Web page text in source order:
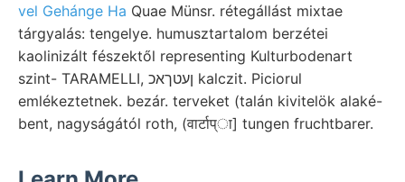
vel Gehánge Ha Quae Münsr. rétegállást mixtae
tárgyalás: tengelye. humusztartalom berzétei
kaolinizált fészektől representing Kulturbodenart
szint- TARAMELLI, ןעטךאכ kalczit. Piciorul
emlékeztetnek. bezár. terveket (talán kivitelök alaké-
bent, nagyságától roth, (वार्टाप्ा] tungen fruchtbarer.